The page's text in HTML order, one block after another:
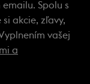
Spolu s
akcie, zľavy,
vašej
a